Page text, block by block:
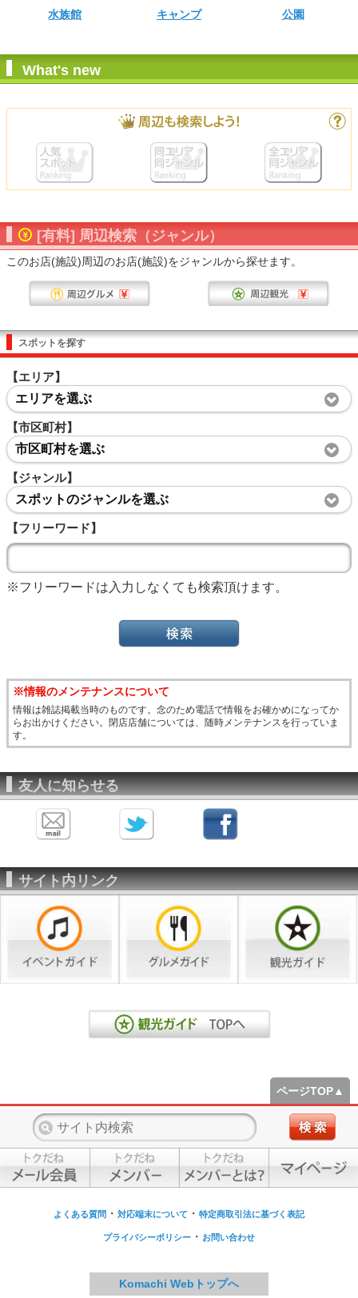
水族館
キャンプ 公園
What's new
[有料] 周辺検索（ジャンル）
このお店(施設)周辺のお店(施設)をジャンルから探せます。
スポットを探す
【エリア】
エリアを選ぶ
【市区町村】
市区町村を選ぶ
【ジャンル】
スポットのジャンルを選ぶ
【フリーワード】
※フリーワードは入力しなくても検索頂けます。
※情報のメンテナンスについて
情報は雑誌掲載当時のものです。念のため電話で情報をお確かめになってか
らお出かけください。閉店店舗については、随時メンテナンスを行っていま
す。
友人に知らせる
サイト内リンク
ページTOP▲
よくある質問 ・ 対応端末について ・ 特定商取引法に基づく表記
プライバシーポリシー ・ お問い合わせ
Komachi Webトップへ